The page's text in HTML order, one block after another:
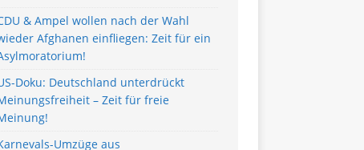
& Ampel wollen nach der Wahl
Afghanen einfliegen: Zeit für ein
Doku: Deutschland unterdrückt
– Zeit für freie
Umzüge aus